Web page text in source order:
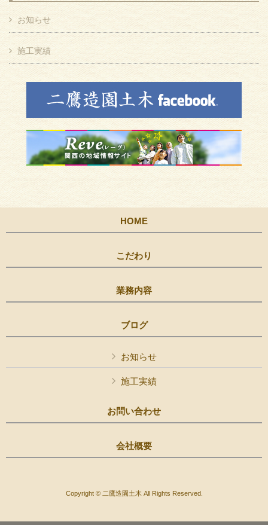
お知らせ
施工実績
HOME
こだわり
業務内容
ブログ
お知らせ
施工実績
お問い合わせ
会社概要
Copyright © 二鷹造園土木 All Rights Reserved.